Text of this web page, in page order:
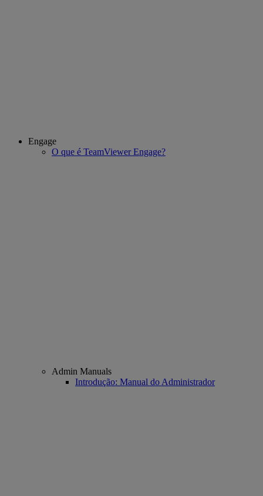
Engage
O que é TeamViewer Engage?
Admin Manuals
Introdução: Manual do Administrador